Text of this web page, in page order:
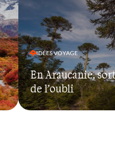
IDÉES VOYAGE
En Araucanie,
de l’oubli